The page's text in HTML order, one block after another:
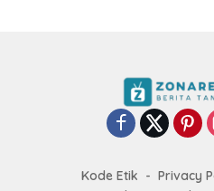
Kode Etik Privacy